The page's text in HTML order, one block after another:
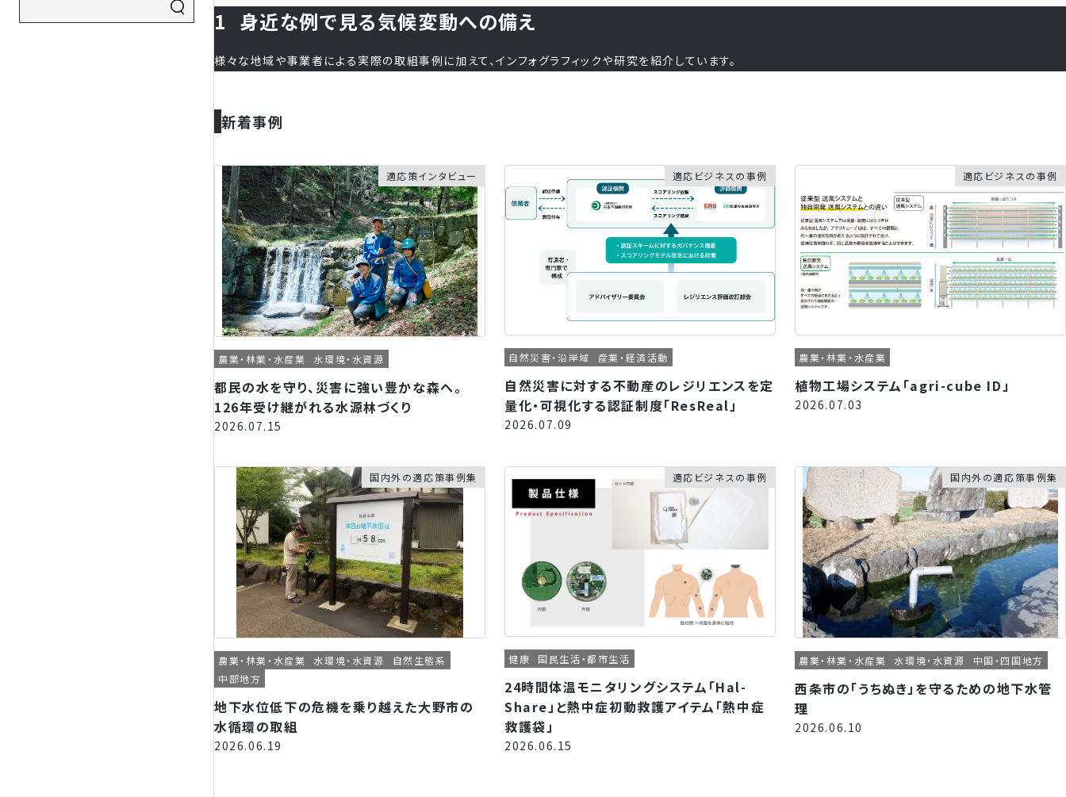
1 身近な例で見る気候変動への備え
様々な地域や事業者による実際の取組事例に加えて、インフォグラフィックや研究を紹介しています。
新着事例
適応策インタビュー
農業・林業・水産業 水環境・水資源
都民の水を守り、災害に強い豊かな森へ。
126年受け継がれる水源林づくり
2026.07.15
適応ビジネスの事例
自然災害・沿岸域 産業・経済活動
自然災害に対する不動産のレジリエンスを定
量化・可視化する認証制度「ResReal」
2026.07.09
適応ビジネスの事例
農業・林業・水産業
植物工場システム「agri-cube ID」
2026.07.03
国内外の適応策事例集
農業・林業・水産業 水環境・水資源
自然生態系
中部地方
地下水位低下の危機を乗り越えた大野市の
水循環の取組
2026.06.19
適応ビジネスの事例
健康 国民生活・都市生活
24時間体温モニタリングシステム「Hal-
Share」と熱中症初動救護アイテム「熱中症
救護袋」
2026.06.15
国内外の適応策事例集
農業・林業・水産業 水環境・水資源 中国・四国地方
西条市の「うちぬき」を守るための地下水管
理
2026.06.10